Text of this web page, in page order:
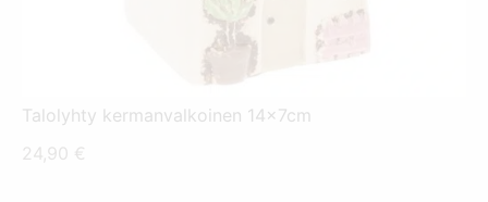
Talolyhty kermanvalkoinen 14x7cm
24,90 €